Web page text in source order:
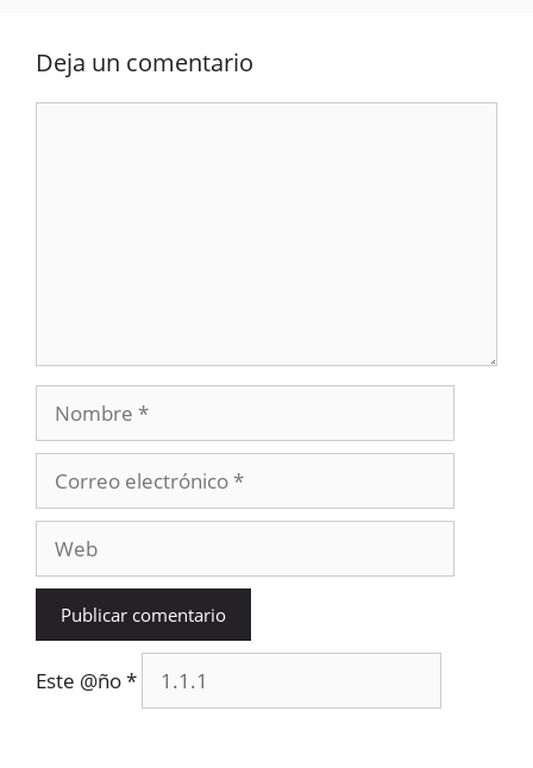
Deja un comentario
Nombre
electrónico
Este @ño*